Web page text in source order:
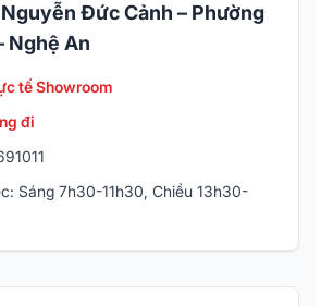
Đức Cảnh – Phường
Nghệ An
tế Showroom
đi
Sáng 7h30-11h30, Chiều 13h30-